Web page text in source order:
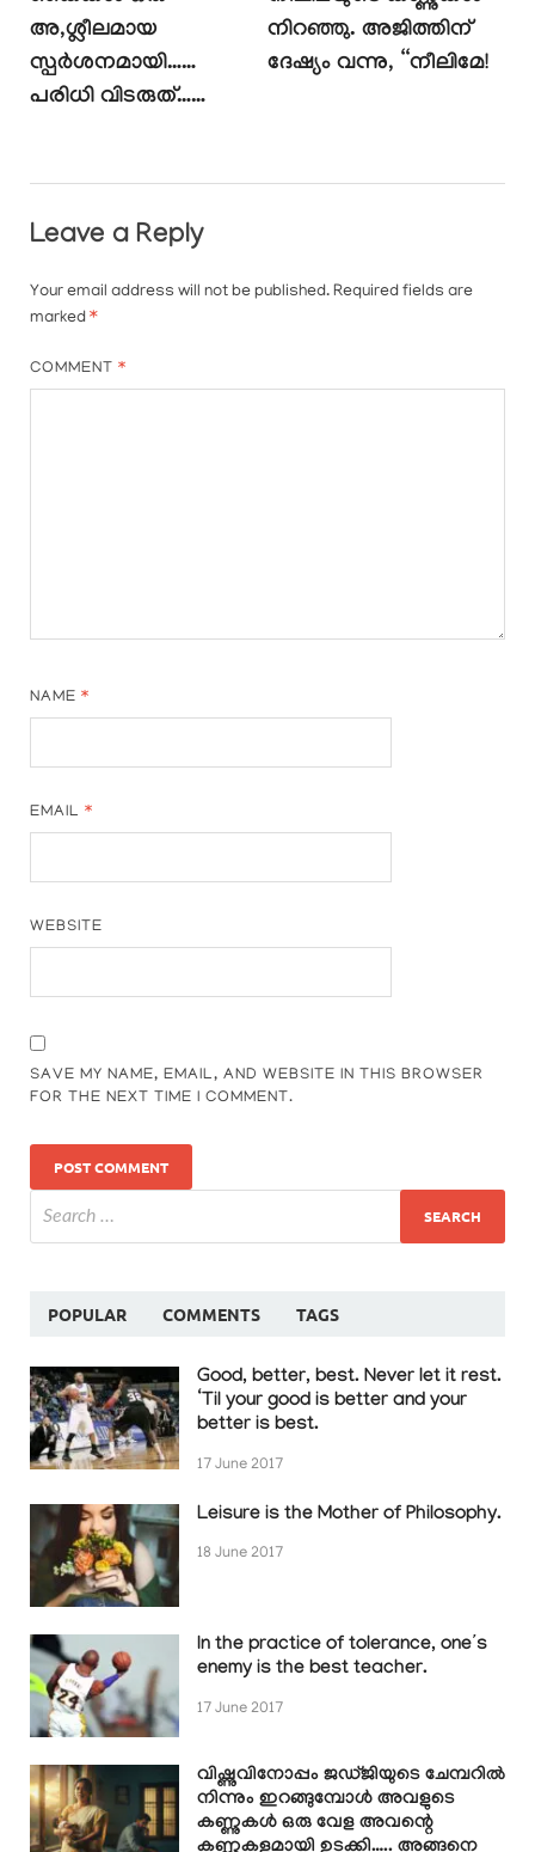
അ,ശ്ലീലമായ
സ്പർശനമായി……
നിറഞ്ഞു. അജിത്തിന്
ദേഷ്യം വന്നു, “നീലിമേ!
പരിധി വിടരുത്……
Leave a Reply
Your email address will not be published. Required fields are
marked *
COMMENT*
NAME*
EMAIL*
WEBSITE
SAVE MY NAME, EMAIL, AND WEBSITE IN THIS BROWSER
FOR THE NEXT TIME I COMMENT.
POPULAR COMMENTS TAGS
Good, better, best. Never let it rest.
‘Til your good is better and your
better is best.
17 June 2017
Leisure is the Mother of Philosophy.
18 June 2017
In the practice of tolerance, one’s
enemy is the best teacher.
17 June 2017
വിഷ്ണുവിനോപ്പം ജഡ്ജിയുടെ ചേമ്പറിൽ
നിന്നും ഇറങ്ങുമ്പോൾ അവളുടെ
കണ്ണുകൾ ഒരു വേള അവന്റെ